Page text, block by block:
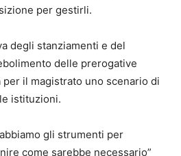
per gestirli.
degli stanziamenti e del
delle prerogative
il magistrato uno scenario di
istituzioni.
gli strumenti per
come sarebbe necessario”